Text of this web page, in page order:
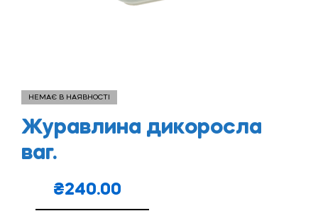
НЕМАЄ В НАЯВНОСТІ
Журавлина дикоросла
ваг.
₴240.00